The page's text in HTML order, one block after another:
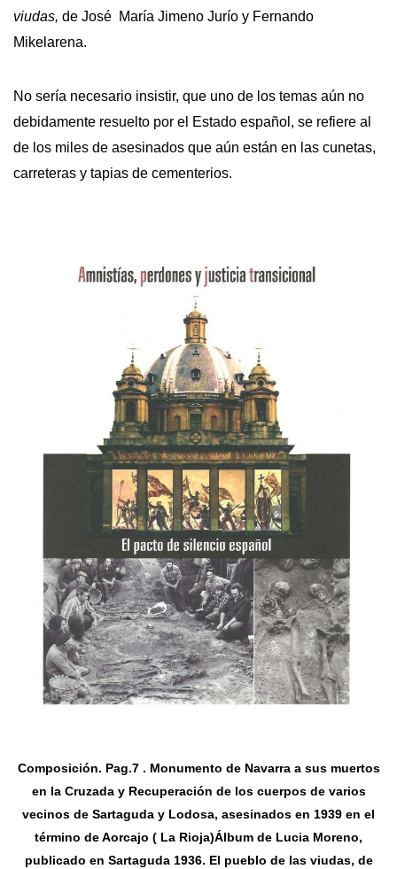
viudas, de José María Jimeno Jurío y Fernando
Mikelarena.
No sería necesario insistir, que uno de los temas aún no
debidamente resuelto por el Estado español, se refiere al
de los miles de asesinados que aún están en las cunetas,
carreteras y tapias de cementerios.
Composición. Pag.7 . Monumento de Navarra a sus muertos
en la Cruzada y Recuperación de los cuerpos de varios
vecinos de Sartaguda y Lodosa, asesinados en 1939 en el
término de Aorcajo ( La Rioja)Álbum de Lucia Moreno,
publicado en Sartaguda 1936. El pueblo de las viudas, de